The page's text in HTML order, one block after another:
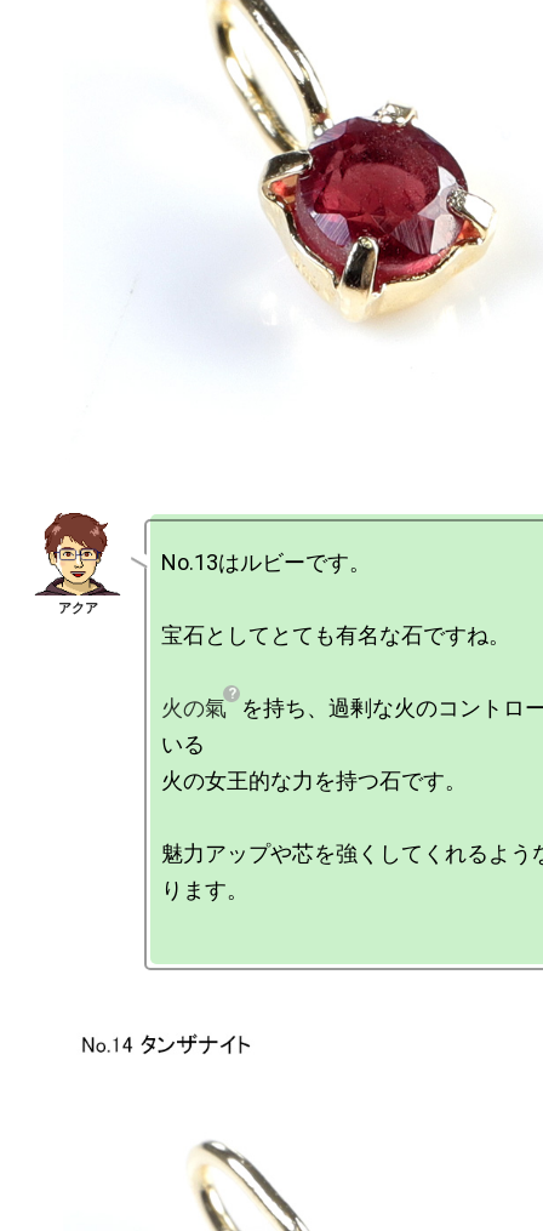
No.13はルビーです。
宝石としてとても有名な石ですね。
火の氣
を持ち、過剰な火のコントロ
いる
火の女王的な力を持つ石です。
魅力アップや芯を強くしてくれるよう
ります。